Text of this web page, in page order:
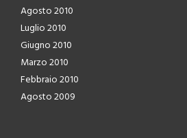
Agosto 2010
Luglio 2010
Giugno 2010
Marzo 2010
Febbraio 2010
Agosto 2009